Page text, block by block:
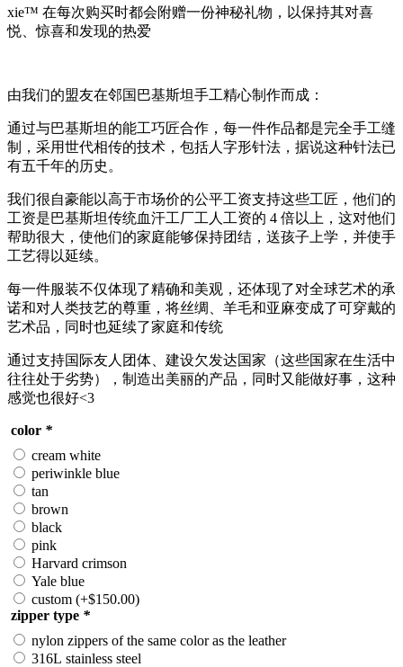
xie™ 在每次购买时都会附赠一份神秘礼物，以保持其对喜
悦、惊喜和发现的热爱
由我们的盟友在邻国巴基斯坦手工精心制作而成：
通过与巴基斯坦的能工巧匠合作，每一件作品都是完全手工缝
制，采用世代相传的技术，包括人字形针法，据说这种针法已
有五千年的历史。
我们很自豪能以高于市场价的公平工资支持这些工匠，他们的
工资是巴基斯坦传统血汗工厂工人工资的 4 倍以上，这对他们
帮助很大，使他们的家庭能够保持团结，送孩子上学，并使手
工艺得以延续。
每一件服装不仅体现了精确和美观，还体现了对全球艺术的承
诺和对人类技艺的尊重，将丝绸、羊毛和亚麻变成了可穿戴的
艺术品，同时也延续了家庭和传统
通过支持国际友人团体、建设欠发达国家（这些国家在生活中
往往处于劣势），制造出美丽的产品，同时又能做好事，这种
感觉也很好<3
color *
cream white
periwinkle blue
tan
brown
black
pink
Harvard crimson
Yale blue
custom (+$150.00)
zipper type *
nylon zippers of the same color as the leather
316L stainless steel